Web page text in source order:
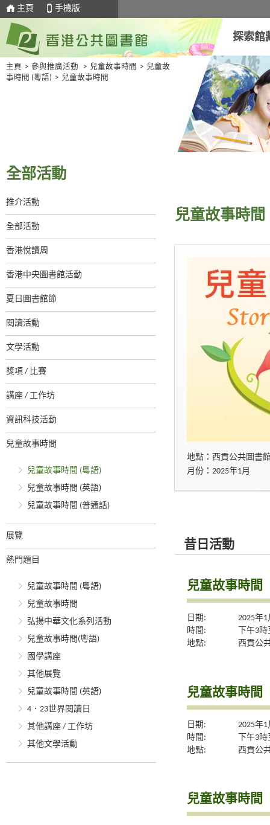
主頁 手機版
探索館
主頁 > 參與推廣活動 > 兒童故事時間 > 兒童故
事時間 (粵語) > 兒童故事時間
全部活動
推介活動
全部活動
香港悅讀周
香港中央圖書館活動
夏日圖書館節
閱讀活動
文學活動
獎項 / 比賽
講座 / 工作坊
資訊科技活動
兒童故事時間
兒童故事時間 (粵語)
兒童故事時間 (英語)
兒童故事時間 (普通話)
展覽
熱門題目
兒童故事時間 (粵語)
兒童故事時間
弘揚中華文化系列活動
兒童故事時間(粵語)
國學講座
其他展覽
兒童故事時間 (英語)
4．23世界閱讀日
其他講座 / 工作坊
其他文學活動
兒童故事時間
地點：西貢公共圖書
月份：2025年1月
昔日活動
兒童故事時間
日期:
2025年
時間:
下午3
地點:
西貢公
兒童故事時間
日期:
2025年
時間:
下午3
地點:
西貢公
兒童故事時間